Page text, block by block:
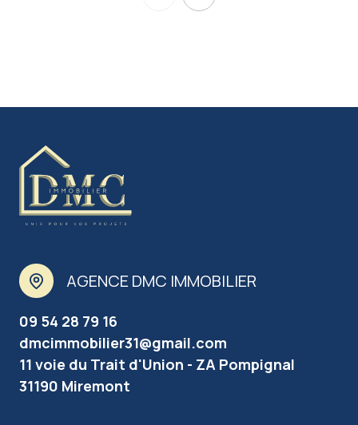
AGENCE DMC IMMOBILIER
09 54 28 79 16
dmcimmobilier31@gmail.com
11 voie du Trait d'Union - ZA Pompignal
31190 Miremont